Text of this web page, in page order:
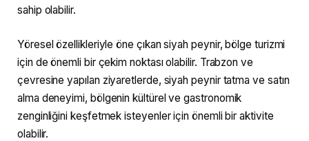
sahip olabilir.
Yöresel özellikleriyle öne çıkan siyah peynir, bölge turizmi
için de önemli bir çekim noktası olabilir. Trabzon ve
çevresine yapılan ziyaretlerde, siyah peynir tatma ve satın
alma deneyimi, bölgenin kültürel ve gastronomik
zenginliğini keşfetmek isteyenler için önemli bir aktivite
olabilir.